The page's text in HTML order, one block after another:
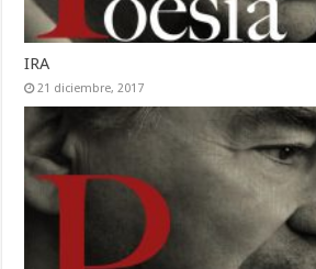
IRA
21 diciembre, 2017